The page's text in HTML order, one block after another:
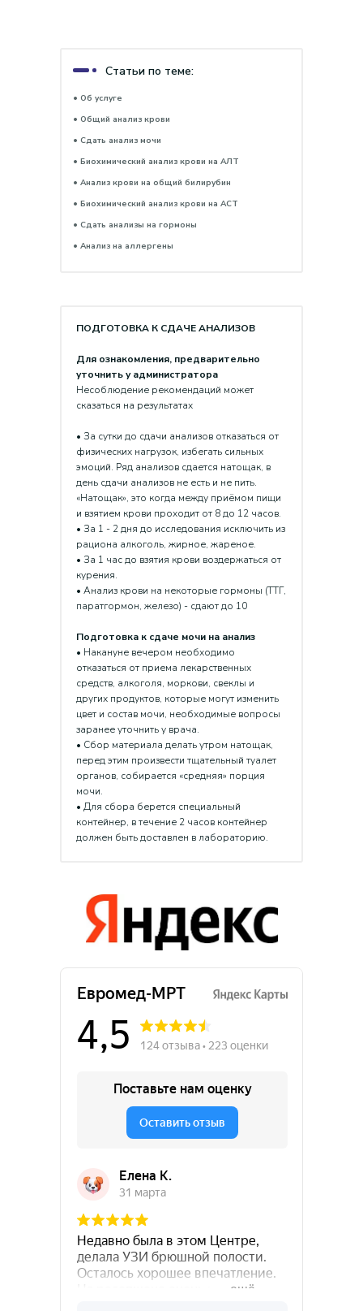
• Об услуге
Статьи по теме:
• Общий анализ крови
• Сдать анализ мочи
• Сдать анализы на гормоны
• Анализ на аллергены
• Биохимический анализ крови на АСТ
• Биохимический анализ крови на АЛТ
• Анализ крови на общий билирубин
ПОДГОТОВКА К СДАЧЕ АНАЛИЗОВ
Для ознакомления, предварительно
уточнить у администратора
Несоблюдение рекомендаций может
сказаться на результатах
• За сутки до сдачи анализов отказаться от
физических нагрузок, избегать сильных
эмоций. Ряд анализов сдается натощак, в
день сдачи анализов не есть и не пить.
«Натощак», это когда между приёмом пищи
и взятием крови проходит от 8 до 12 часов.
• За 1 - 2 дня до исследования исключить из
рациона алкоголь, жирное, жареное.
• За 1 час до взятия крови воздержаться от
курения.
• Анализ крови на некоторые гормоны (ТТГ,
паратгормон, железо) - сдают до 10
Подготовка к сдаче мочи на анализ
• Накануне вечером необходимо
отказаться от приема лекарственных
средств, алкоголя, моркови, свеклы и
других продуктов, которые могут изменить
цвет и состав мочи, необходимые вопросы
заранее уточнить у врача.
• Сбор материала делать утром натощак,
перед этим произвести тщательный туалет
органов, собирается «средняя» порция
мочи.
• Для сбора берется специальный
контейнер, в течение 2 часов контейнер
должен быть доставлен в лабораторию.